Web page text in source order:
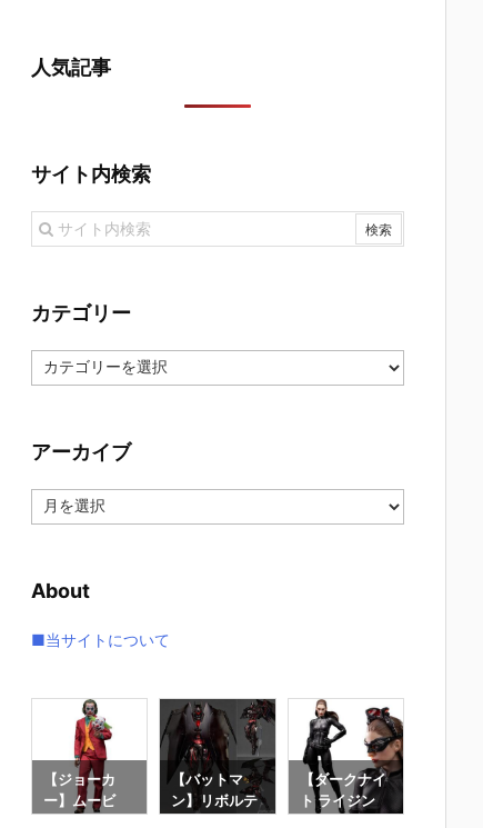
人気記事
サイト内検索
カテゴリー
カ
テ
ー
アーカイブ
ー
ブ
About
■当サイトについて
【ジョーカ
ー】ムービ
【バットマ
ン】リボルテ
【ダークナイ
ト ライジン